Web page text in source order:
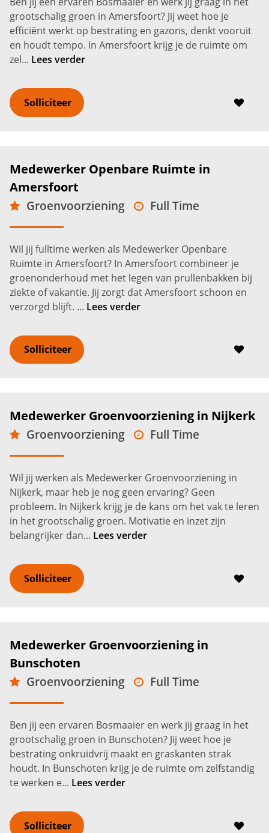
grootschalig groen in Amersfoort? Jij weet hoe je
efficiënt werkt op bestrating en gazons, denkt vooruit
en houdt tempo. In Amersfoort krijg je de ruimte om
zel... Lees verder
Solliciteer
Medewerker Openbare Ruimte in
Amersfoort
Groenvoorziening
Full Time
VMBO
Wil jij fulltime werken als Medewerker Openbare
Ruimte in Amersfoort? In Amersfoort combineer je
groenonderhoud met het legen van prullenbakken bij
ziekte of vakantie. Jij zorgt dat Amersfoort schoon en
verzorgd blijft. ... Lees verder
Solliciteer
Medewerker Groenvoorziening in Nijkerk
Groenvoorziening
Full Time
Nijkerk
Wil jij werken als Medewerker Groenvoorziening in
Nijkerk, maar heb je nog geen ervaring? Geen
probleem. In Nijkerk krijg je de kans om het vak te leren
in het grootschalig groen. Motivatie en inzet zijn
belangrijker dan... Lees verder
Solliciteer
Medewerker Groenvoorziening in
Bunschoten
Groenvoorziening
Full Time
VMBO
Ben jij een ervaren Bosmaaier en werk jij graag in het
grootschalig groen in Bunschoten? Jij weet hoe je
bestrating onkruidvrij maakt en graskanten strak
houdt. In Bunschoten krijg je de ruimte om zelfstandig
te werken e... Lees verder
Solliciteer